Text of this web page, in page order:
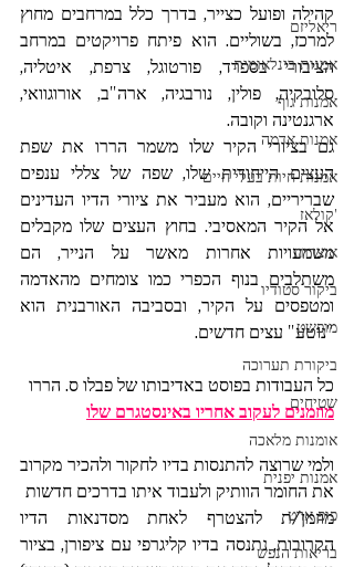
ריאליזם
אמנות בינלאומית
אמנות גוף
אמנות אדמה
אמנות חיות בעלי חיים
'קולאז
אוצרות
ביקור סטודיו
מופשט
ביקורת תערוכה
שטיחים
אומנות מלאכה
אמנות יפנית
פופ ארט
בריאות הנפש
ארגנטינה וקובה.
"נוטע" עצים חדשים.
כל העבודות בפוסט באדיבותו של פבלו ס. הררו
מוזמנים לעקוב אחריו באינסטגרם שלו
את החומר הוותיק ולעבוד איתו בדרכים חדשות